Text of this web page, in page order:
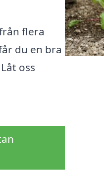
flera
du en bra
oss